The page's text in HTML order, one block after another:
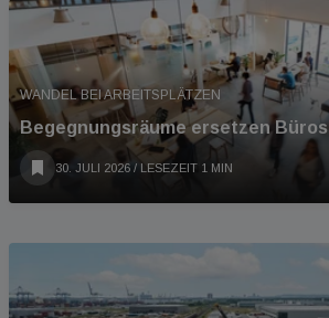
WANDEL BEI ARBEITSPLÄTZEN
Begegnungsräume ersetzen Büros
30. JULI 2026 / LESEZEIT 1 MIN